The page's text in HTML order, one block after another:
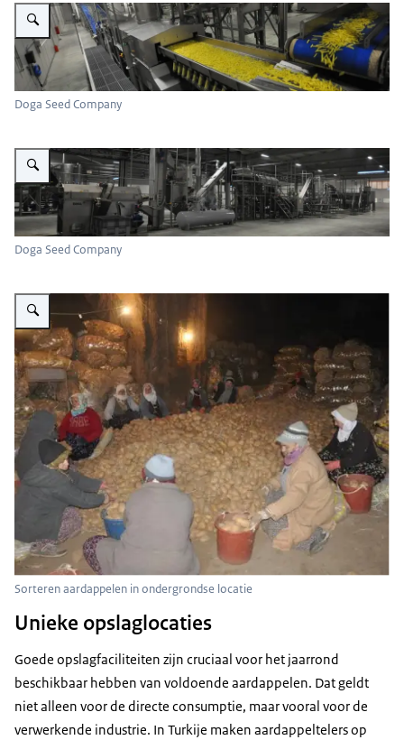
Doga Seed Company
Vergroot afbeelding Aardappelketen
Doga Seed Company
Vergroot afbeelding Aardappelketen
Sorteren aardappelen in ondergrondse locatie
Unieke opslaglocaties
Goede opslagfaciliteiten zijn cruciaal voor het jaarrond
beschikbaar hebben van voldoende aardappelen. Dat geldt
niet alleen voor de directe consumptie, maar vooral voor de
verwerkende industrie. In Turkije maken aardappeltelers op